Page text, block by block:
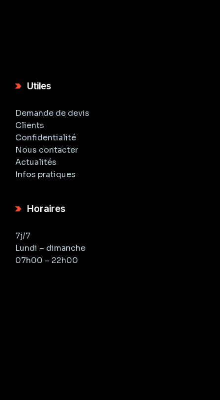
Utiles
Demande de devis
Clients
Confidentialité
Nous contacter
Actualités
Infos pratiques
Horaires
7j/7
Lundi – dimanche
07h00 – 22h00